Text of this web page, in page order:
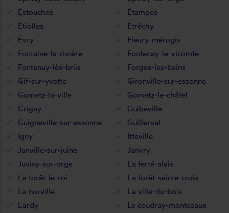
Estouches
Étampes
Étiolles
Étréchy
Évry
Fleury-mérogis
Fontaine-la-rivière
Fontenay-le-vicomte
Fontenay-lès-briis
Forges-les-bains
Gif-sur-yvette
Gironville-sur-essonne
Gometz-la-ville
Gometz-le-châtel
Grigny
Guibeville
Guigneville-sur-essonne
Guillerval
Igny
Itteville
Janville-sur-juine
Janvry
Juvisy-sur-orge
La ferté-alais
La forêt-le-roi
La forêt-sainte-croix
La norville
La ville-du-bois
Lardy
Le coudray-montceaux